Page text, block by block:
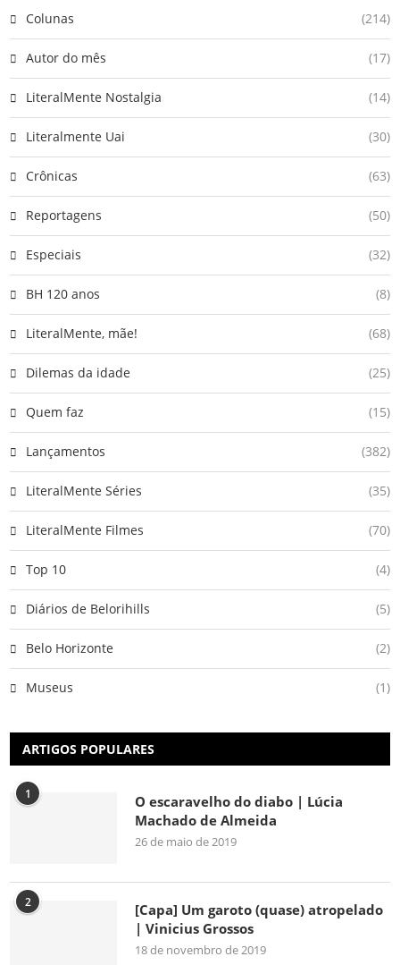
Colunas (214)
Autor do mês (17)
LiteralMente Nostalgia (14)
Literalmente Uai (30)
Crônicas (63)
Reportagens (50)
Especiais (32)
BH 120 anos (8)
LiteralMente, mãe! (68)
Dilemas da idade (25)
Quem faz (15)
Lançamentos (382)
LiteralMente Séries (35)
LiteralMente Filmes (70)
Top 10 (4)
Diários de Belorihills (5)
Belo Horizonte (2)
Museus (1)
ARTIGOS POPULARES
1
O escaravelho do diabo | Lúcia
Machado de Almeida
26 de maio de 2019
2
[Capa] Um garoto (quase) atropelado
| Vinicius Grossos
18 de novembro de 2019